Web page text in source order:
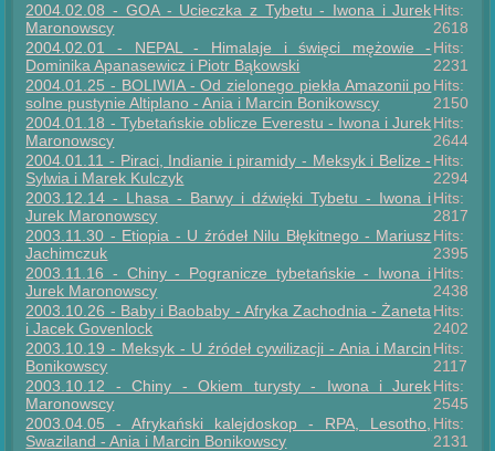
2004.02.08 - GOA - Ucieczka z Tybetu - Iwona i Jurek
Maronowscy
Hits:
2618
2004.02.01 - NEPAL - Himalaje i święci mężowie -
Dominika Apanasewicz i Piotr Bąkowski
Hits:
2231
2004.01.25 - BOLIWIA - Od zielonego piekła Amazonii po
solne pustynie Altiplano - Ania i Marcin Bonikowscy
Hits:
2150
2004.01.18 - Tybetańskie oblicze Everestu - Iwona i Jurek
Maronowscy
Hits:
2644
2004.01.11 - Piraci, Indianie i piramidy - Meksyk i Belize -
Sylwia i Marek Kulczyk
Hits:
2294
2003.12.14 - Lhasa - Barwy i dźwięki Tybetu - Iwona i
Jurek Maronowscy
Hits:
2817
2003.11.30 - Etiopia - U źródeł Nilu Błękitnego - Mariusz
Jachimczuk
Hits:
2395
2003.11.16 - Chiny - Pogranicze tybetańskie - Iwona i
Jurek Maronowscy
Hits:
2438
2003.10.26 - Baby i Baobaby - Afryka Zachodnia - Żaneta
i Jacek Govenlock
Hits:
2402
2003.10.19 - Meksyk - U źródeł cywilizacji - Ania i Marcin
Bonikowscy
Hits:
2117
2003.10.12 - Chiny - Okiem turysty - Iwona i Jurek
Maronowscy
Hits:
2545
2003.04.05 - Afrykański kalejdoskop - RPA, Lesotho,
Swaziland - Ania i Marcin Bonikowscy
Hits:
2131